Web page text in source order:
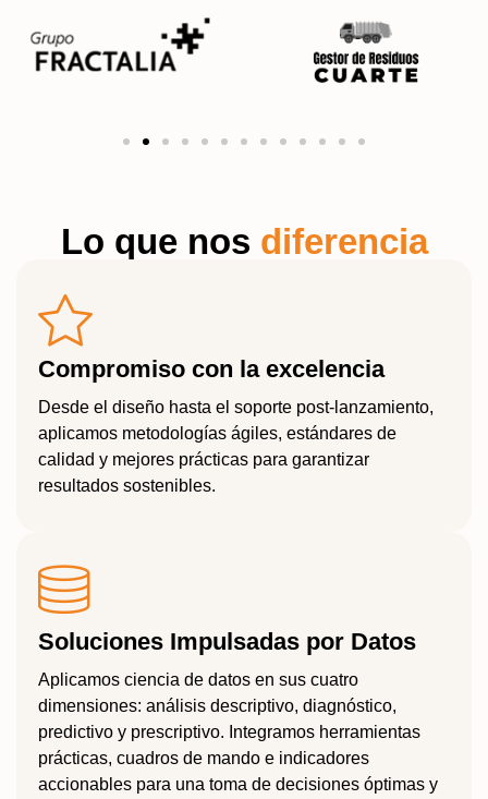
Lo que nos diferencia
Compromiso con la excelencia
Desde el diseño hasta el soporte post-lanzamiento,
aplicamos metodologías ágiles, estándares de
calidad y mejores prácticas para garantizar
resultados sostenibles.
Soluciones Impulsadas por Datos
Aplicamos ciencia de datos en sus cuatro
dimensiones: análisis descriptivo, diagnóstico,
predictivo y prescriptivo. Integramos herramientas
prácticas, cuadros de mando e indicadores
accionables para una toma de decisiones óptimas y